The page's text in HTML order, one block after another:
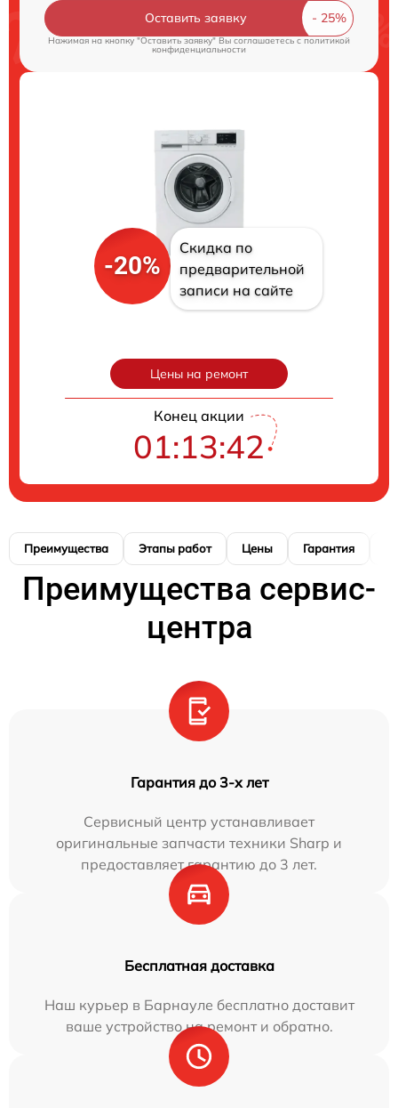
Оставить заявку
Нажимая на кнопку "Оставить заявку" Вы соглашаетесь cполитикой
конфиденциальности
-20%
Скидка по
предварительной
записи на сайте
Цены на ремонт
Конец акции
01:13:41
Преимущества Этапы работ Цены Гарантия
Преимущества сервис-
центра
Гарантия до 3-х лет
Сервисный центр устанавливает
оригинальные запчасти техники Sharp и
предоставляет гарантию до 3 лет.
Бесплатная доставка
Наш курьер в Барнауле бесплатно доставит
ваше устройство на ремонт и обратно.